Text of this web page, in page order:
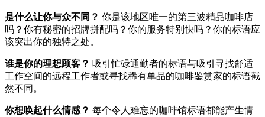
是什么让你与众不同？ 你是该地区唯一的第三波精品咖啡店
吗？你有秘密的招牌拼配吗？你的服务特别快吗？你的标语应
该突出你的独特之处。
谁是你的理想顾客？ 吸引忙碌通勤者的标语与吸引寻找舒适
工作空间的远程工作者或寻找稀有单品的咖啡鉴赏家的标语截
然不同。
你想唤起什么情感？ 每个令人难忘的咖啡馆标语都能产生情